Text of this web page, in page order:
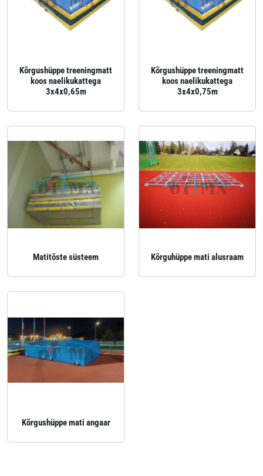
Kõrgushüppe treeningmatt
koos naelikukattega
3x4x0,65m
Kõrgushüppe treeningmatt
koos naelikukattega
3x4x0,75m
Matitõste süsteem Kõrguhüppe mati alusraam
Kõrgushüppe mati angaar